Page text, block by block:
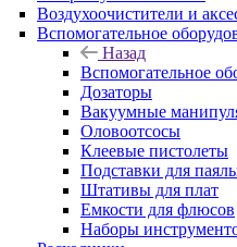
Воздухоочистители и
Вспомогательное
Назад
Вспомогательное
Дозаторы
Вакуумные
Оловоотсосы
Клеевые пистолеты
Подставки для
Штативы для плат
Емкости для флюсов
Наборы